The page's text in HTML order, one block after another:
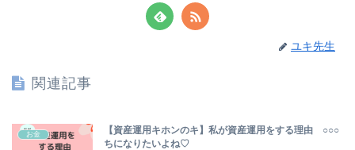
ユキ先生
関連記事
お金
【資産運用キホンのキ】私が資産運用をする理由 ○○○
ちになりたいよね♡